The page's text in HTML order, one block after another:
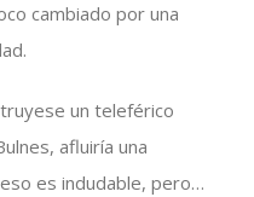
cambiado por una
un teleférico
afluiría una
es indudable, pero…